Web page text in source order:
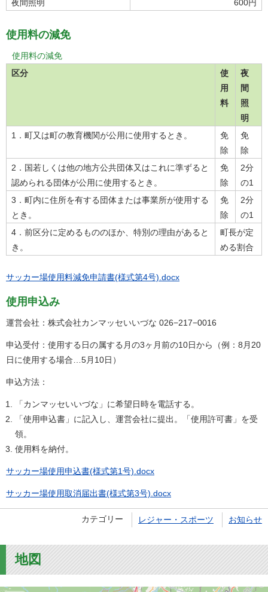
夜間照明
600円
使用料の減免
使用料の減免
区分
使
用
料
夜
間
照
明
1．町又は町の教育機関が公用に使用するとき。
免
除
免
除
2．国若しくは他の地方公共団体又はこれに準ずると
認められる団体が公用に使用するとき。
免
除
2分
の1
3．町内に住所を有する団体または事業所が使用する
とき。
免
除
2分
の1
4．前区分に定めるもののほか、特別の理由があると
き。
町長が定
める割合
サッカー場使用料減免申請書(様式第4号).docx
使用申込み
運営会社：株式会社カンマッセいいづな 026−217−0016
申込受付：使用する日の属する月の3ヶ月前の10日から（例：8月20
日に使用する場合…5月10日）
申込方法：
「カンマッセいいづな」に希望日時を電話する。
「使用申込書」に記入し、運営会社に提出。「使用許可書」を受
領。
使用料を納付。
サッカー場使用申込書(様式第1号).docx
サッカー場使用取消届出書(様式第3号).docx
カテゴリー レジャー・スポーツ お知らせ
地図